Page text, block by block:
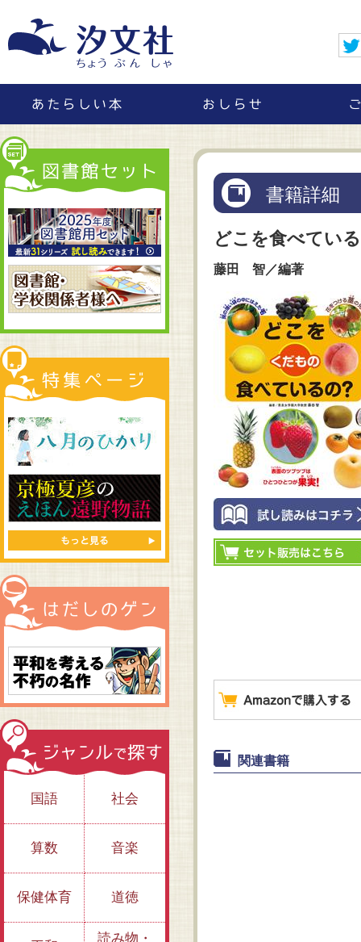
書籍詳細
どこを食べてい
藤田 智／編著
関連書籍
の？野菜とくだもの
国語 社会
算数 音楽
保健体育 道徳
読み物・